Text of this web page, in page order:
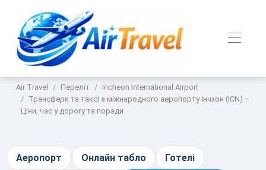
Air Travel Переліт
Incheon International Airport
Трансфери та таксі з міжнародного аеропорту Інчхон (ICN) –
Ціни, час у дорогу та поради
Аеропорт Онлайн табло Готелі